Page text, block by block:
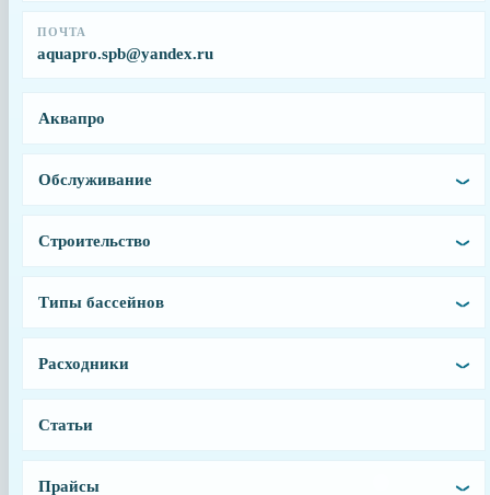
ПОЧТА
aquapro.spb@yandex.ru
Аквапро
Обслуживание
Строительство
Типы бассейнов
Расходники
Статьи
Прайсы
Заводской артикул
Производитель
г. Санкт-Петербург